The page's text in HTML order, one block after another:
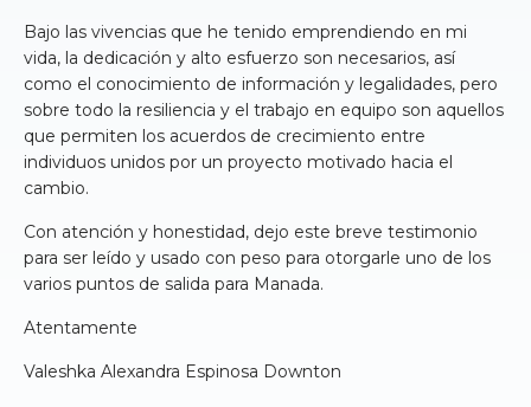
Bajo las vivencias que he tenido emprendiendo en mi
vida, la dedicación y alto esfuerzo son necesarios, así
como el conocimiento de información y legalidades, pero
sobre todo la resiliencia y el trabajo en equipo son aquellos
que permiten los acuerdos de crecimiento entre
individuos unidos por un proyecto motivado hacia el
cambio.
Con atención y honestidad, dejo este breve testimonio
para ser leído y usado con peso para otorgarle uno de los
varios puntos de salida para Manada.
Atentamente
Valeshka Alexandra Espinosa Downton